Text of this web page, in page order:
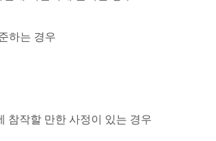
하는 경우
참작할 만한 사정이 있는 경우